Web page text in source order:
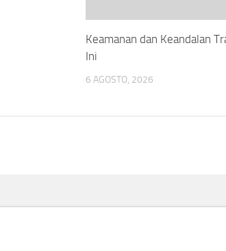
Keamanan dan Keandalan
Ini
6 AGOSTO, 2026